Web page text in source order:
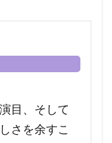
目、そして
さを余すこ